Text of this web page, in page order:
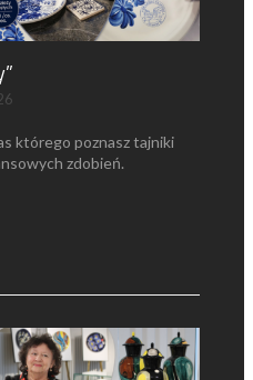
którego poznasz tajniki
zdobień.